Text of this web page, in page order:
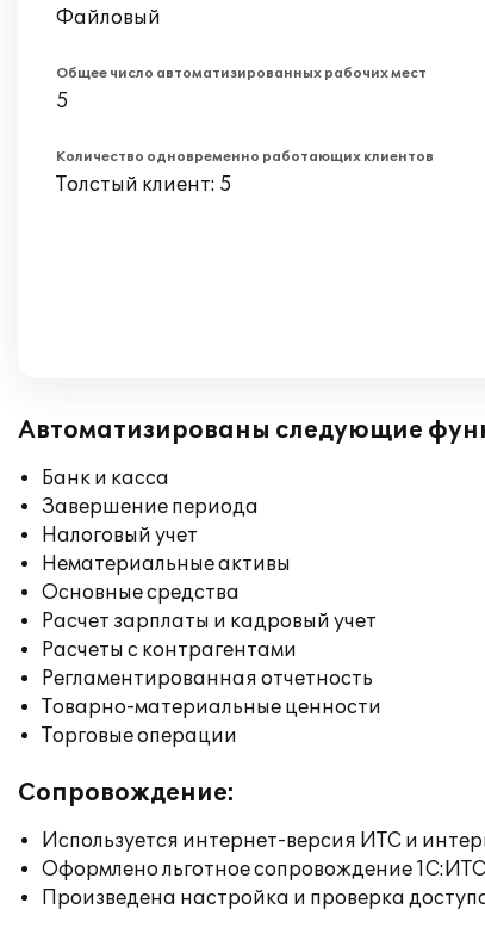
Файловый
Общее число автоматизированных рабочих мест
5
Количество одновременно работающих клиентов
Толстый клиент: 5
Автоматизированы следующие
Банк и касса
Завершение периода
Налоговый учет
Нематериальные активы
Основные средства
Расчет зарплаты и кадровый учет
Расчеты с контрагентами
Регламентированная отчетность
Товарно-материальные ценности
Торговые операции
Сопровождение:
Используется интернет-версия ИТС и
Оформлено льготное сопровождение 1С:ИТС
Произведена настройка и проверка